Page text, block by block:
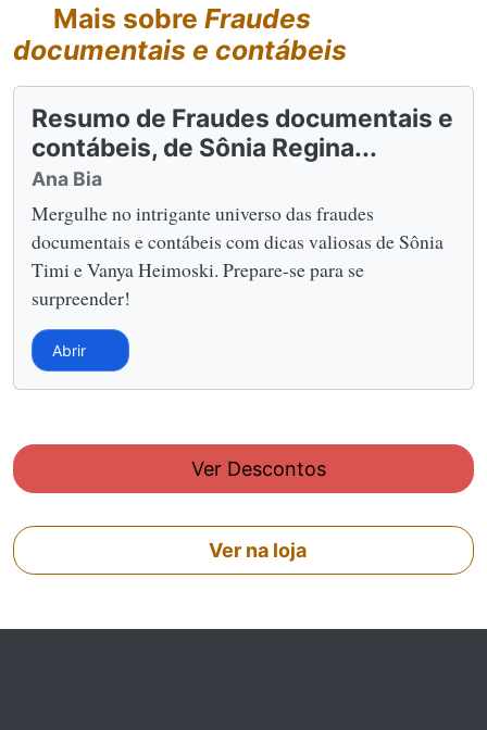
Mais sobre Fraudes
documentais e contábeis
Resumo de Fraudes documentais e
contábeis, de Sônia Regina...
Ana Bia
Mergulhe no intrigante universo das fraudes
documentais e contábeis com dicas valiosas de Sônia
Timi e Vanya Heimoski. Prepare-se para se
surpreender!
Abrir
Ver Descontos
Ver na loja